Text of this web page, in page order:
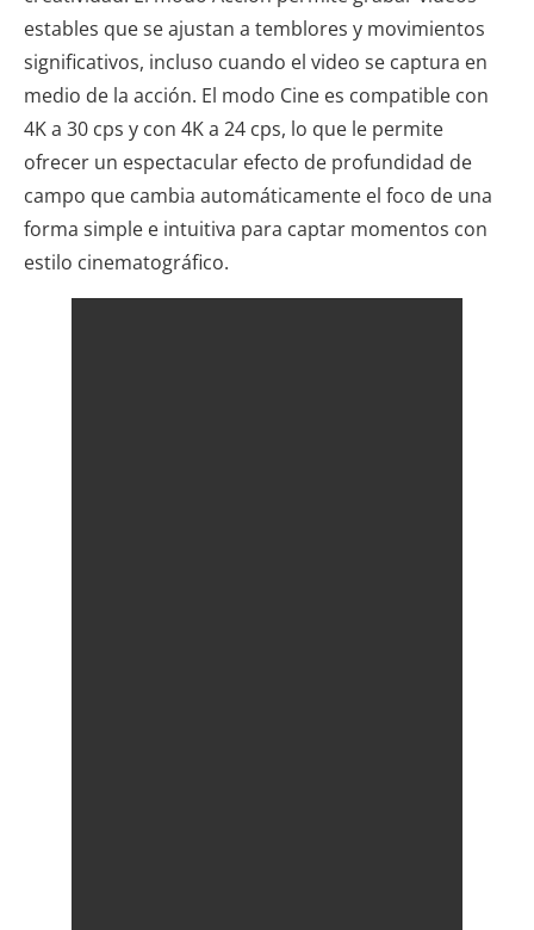
estables que se ajustan a temblores y movimientos
significativos, incluso cuando el video se captura en
medio de la acción. El modo Cine es compatible con
4K a 30 cps y con 4K a 24 cps, lo que le permite
ofrecer un espectacular efecto de profundidad de
campo que cambia automáticamente el foco de una
forma simple e intuitiva para captar momentos con
estilo cinematográfico.